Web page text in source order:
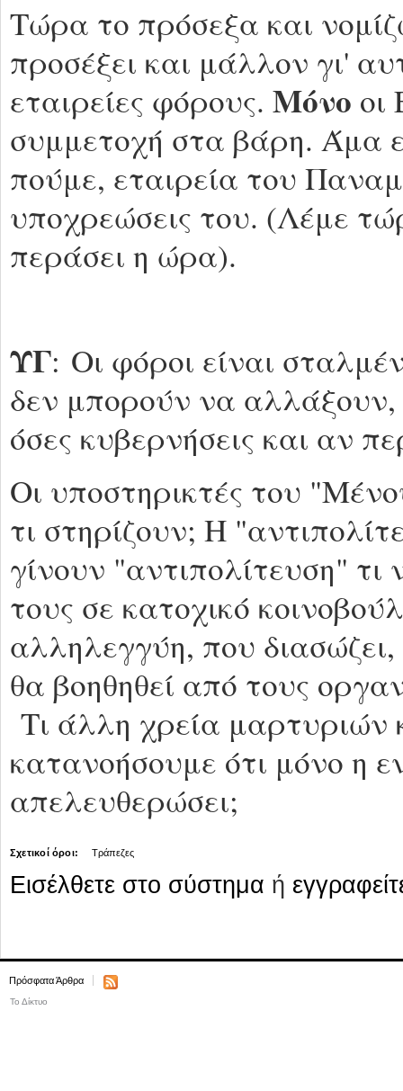
Τώρα το πρόσεξα και
προσέξει και μάλλον γι'
εταιρείες φόρους. Μόνο οι
συμμετοχή στα βάρη. Άμα
πούμε, εταιρεία του
υποχρεώσεις του. (Λέμε
περάσει η ώρα).
ΥΓ: Οι φόροι είναι
δεν μπορούν να αλλάξουν,
όσες κυβερνήσεις και αν
Οι υποστηρικτές του
τι στηρίζουν; Η
γίνουν "αντιπολίτευση"
τους σε κατοχικό
αλληλεγγύη, που
θα βοηθηθεί από τους
Τι άλλη χρεία μαρτυριών
κατανοήσουμε ότι μόνο η
απελευθερώσει;
Σχετικοί όροι: Τράπεζες
Εισέλθετε στο σύστημα ή
Πρόσφατα Άρθρα
Το Δίκτυο